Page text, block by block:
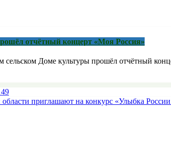
отчётный концерт «Моя Россия»
сельском Доме культуры прошёл отчётный
49